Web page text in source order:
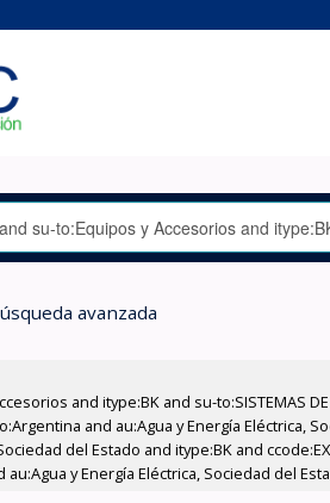
avanzada
and itype:BK and su-to:SISTEMAS
and au:Agua y Energía Eléctrica,
del Estado and itype:BK and
y Energía Eléctrica, Sociedad del